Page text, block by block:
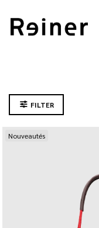
FILTER
Nouveautés